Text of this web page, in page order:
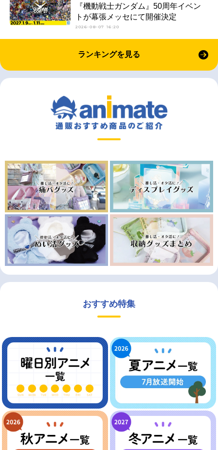
『機動戦士ガンダム』50周年イベン
トが幕張メッセにて開催決定
2026-08-07 16:20
ランキングを見る
おすすめ特集